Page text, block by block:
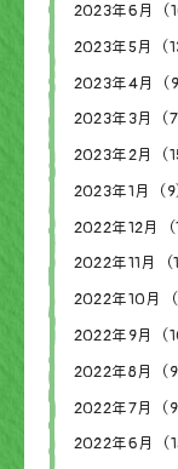
2023年6月（
2023年5月（
2023年4月（9
2023年3月（7
2023年2月（
2023年1月（9
2022年12月（
2022年11月（
2022年10月（
2022年9月（
2022年8月（9
2022年7月（9
2022年6月（